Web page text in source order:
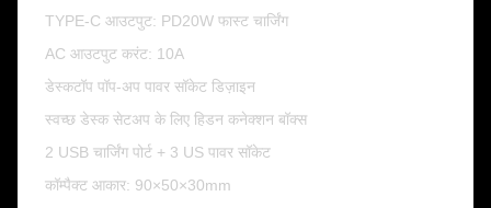
TYPE-C आउटपुट: PD20W फास्ट चार्जिंग
AC आउटपुट करंट: 10A
डेस्कटॉप पॉप-अप पावर सॉकेट डिज़ाइन
स्वच्छ डेस्क सेटअप के लिए हिडन कनेक्शन बॉक्स
2 USB चार्जिंग पोर्ट + 3 US पावर सॉकेट
कॉम्पैक्ट आकार: 90×50×30mm